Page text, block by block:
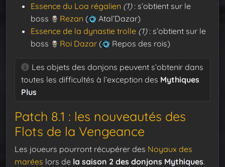
Essence du Loa régalien (1): s’obtient sur le
boss
Rezan (
Atal’Dazar)
Essence de la dynastie trolle (1): s’obtient sur le
boss
Roi Dazar ( Repos des rois)
Les objets des donjons peuvent s’obtenir dans
toutes les difficultés à l’exception des Mythiques
Plus
Patch 8.1 : les nouveautés des
Flots de la Vengeance
Les joueurs pourront récupérer des Noyaux des
marées lors de la saison 2 des donjons Mythiques.